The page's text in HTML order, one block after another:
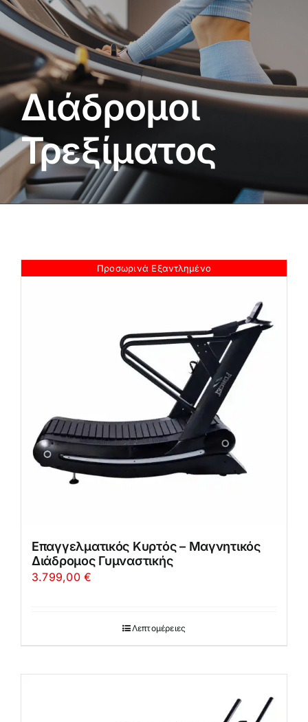
Πολεμικές Τέχνες
Yoga – Pilates – Massage
Δάπεδα Γυμναστηρίου
Προσφορές
Διάδρομοι
Τρεξίματος
Προσωρινά Εξαντλημένο
Επαγγελματικός Κυρτός – Μαγνητικός
Διάδρομος Γυμναστικής
3.799,00€
Λεπτομέρειες